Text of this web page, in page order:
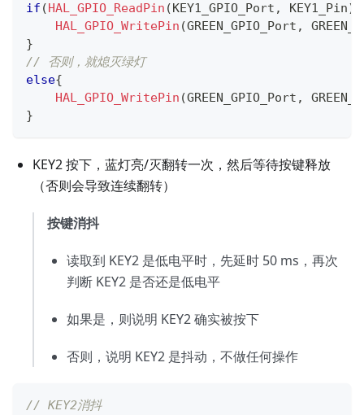
if ( HAL_GPIO_ReadPin ( KEY1_GPIO_Port , KEY1_Pin)
HAL_GPIO_WritePin (GREEN_GPIO_Port ,
}
// 否则，就熄灭绿灯
else{
HAL_GPIO_WritePin (GREEN_GPIO_Port ,
}
KEY2 按下，蓝灯亮/灭翻转一次，然后等待按键释放
（否则会导致连续翻转）
按键消抖
读取到 KEY2 是低电平时，先延时 50 ms，再次
判断 KEY2 是否还是低电平
如果是，则说明 KEY2 确实被按下
否则，说明 KEY2 是抖动，不做任何操作
// KEY2消抖